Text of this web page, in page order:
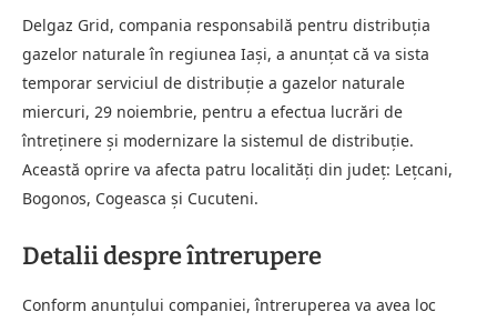
Delgaz Grid, compania responsabilă pentru distribuția
gazelor naturale în regiunea Iași, a anunțat că va sista
temporar serviciul de distribuție a gazelor naturale
miercuri, 29 noiembrie, pentru a efectua lucrări de
întreținere și modernizare la sistemul de distribuție.
Această oprire va afecta patru localități din județ: Lețcani,
Bogonos, Cogeasca și Cucuteni.
Detalii despre întrerupere
Conform anunțului companiei, întreruperea va avea loc